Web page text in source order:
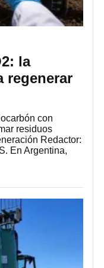
la
regenerar
con
residuos
Redactor:
En Argentina,